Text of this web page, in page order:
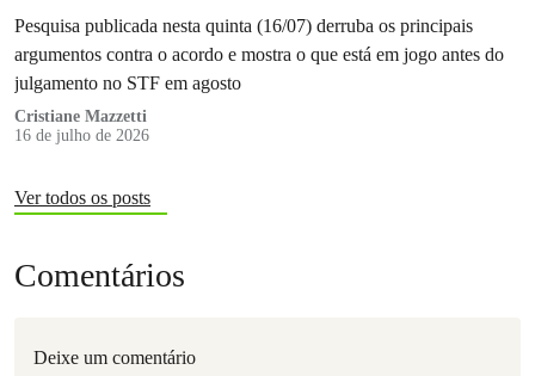
Pesquisa publicada nesta quinta (16/07) derruba os principais
argumentos contra o acordo e mostra o que está em jogo antes do
julgamento no STF em agosto
Cristiane Mazzetti
16 de julho de 2026
Ver todos os posts
Comentários
Deixe um comentário